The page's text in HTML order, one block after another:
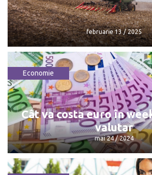
august 9 / 2025
februarie 13 / 2025
februarie 13 / 2025
Economie
Cât va costa euro în
valutar
mai 24 / 2024